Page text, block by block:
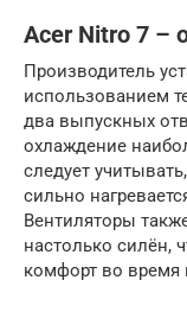
Acer Nitro 7 –
Производитель
использованием
два выпускных
охлаждение
следует
сильно
Вентиляторы
настолько силён,
комфорт во время